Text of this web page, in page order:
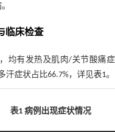
临床检查
均有发热及肌肉/关节酸痛
汗症状占比66.7%，详见表1。
表1 病例出现症状情况